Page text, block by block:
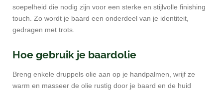
soepelheid die nodig zijn voor een sterke en stijlvolle finishing
touch. Zo wordt je baard een onderdeel van je identiteit,
gedragen met trots.
Hoe gebruik je baardolie
Breng enkele druppels olie aan op je handpalmen, wrijf ze
warm en masseer de olie rustig door je baard en de huid